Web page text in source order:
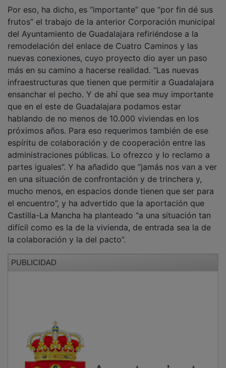
frutos” el trabajo de la anterior Corporación municipal
del Ayuntamiento de Guadalajara refiriéndose a la
remodelación del enlace de Cuatro Caminos y las
nuevas conexiones, cuyo proyecto dio ayer un paso
más en su camino a hacerse realidad. “Las nuevas
infraestructuras que tienen que permitir a Guadalajara
ensanchar el pecho. Y de ahí que sea muy importante
que en el este de Guadalajara podamos estar
hablando de no menos de 10.000 viviendas en los
próximos años. Para eso requerimos también de ese
espíritu de colaboración y de cooperación entre las
administraciones públicas. Lo ofrezco y lo reclamo a
partes iguales”. Y ha añadido que “jamás nos van a ver
en una situación de confrontación y de trinchera y,
mucho menos, en espacios donde tienen que ser para
el encuentro”, y ha advertido que la aportación que
Castilla-La Mancha ha planteado “a una situación tan
difícil como es la de la vivienda, de entrada sea la de
la colaboración y la del pacto”.